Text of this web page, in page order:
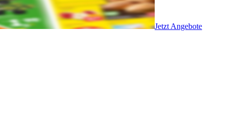
Jetzt Angebote